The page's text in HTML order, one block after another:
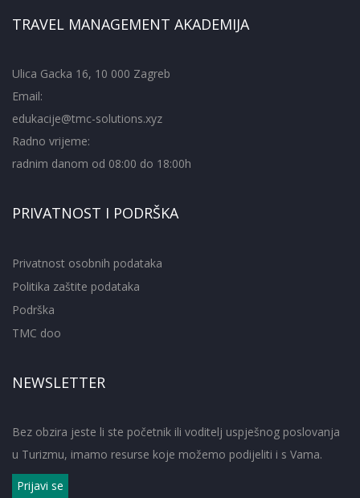
TRAVEL MANAGEMENT AKADEMIJA
Ulica Gacka 16, 10 000 Zagreb
Email:
edukacije@tmc-solutions.xyz
Radno vrijeme:
radnim danom od 08:00 do 18:00h
PRIVATNOST I PODRŠKA
Privatnost osobnih podataka
Politika zaštite podataka
Podrška
TMC doo
NEWSLETTER
Bez obzira jeste li ste početnik ili voditelj uspješnog poslovanja
u Turizmu, imamo resurse koje možemo podijeliti i s Vama.
Prijavi se